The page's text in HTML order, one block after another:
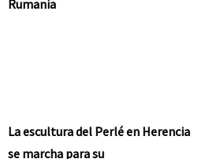
Rumanía
La escultura del Perlé en Herencia
se marcha para su